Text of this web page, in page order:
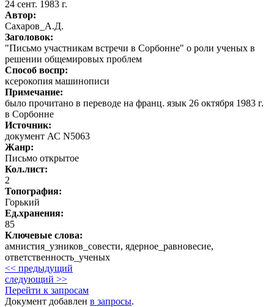
24 сент. 1983 г.
Автор:
Сахаров_А.Д.
Заголовок:
"Письмо участникам встречи в Сорбонне" о роли ученых в
решении общемировых проблем
Способ воспр:
ксерокопия машинописи
Примечание:
было прочитано в переводе на франц. язык 26 октября 1983 г.
в Сорбонне
Источник:
документ АС N5063
Жанр:
Письмо открытое
Кол.лист:
2
Топография:
Горький
Ед.хранения:
85
Ключевые слова:
амнистия_узников_совести, ядерное_равновесие,
ответственность_ученых
<< предыдущий
следующий >>
Перейти к запросам
Документ добавлен в запросы.